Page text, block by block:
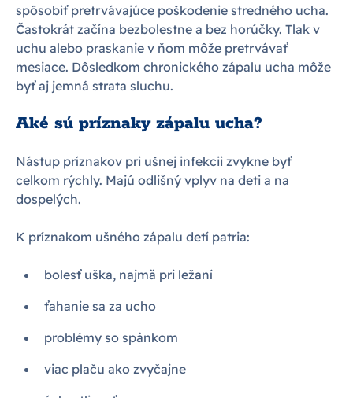
spôsobiť pretrvávajúce poškodenie stredného ucha.
Častokrát začína bezbolestne a bez horúčky. Tlak v
uchu alebo praskanie v ňom môže pretrvávať
mesiace. Dôsledkom chronického zápalu ucha môže
byť aj jemná strata sluchu.
Aké sú príznaky zápalu ucha?
Nástup príznakov pri ušnej infekcii zvykne byť
celkom rýchly. Majú odlišný vplyv na deti a na
dospelých.
K príznakom ušného zápalu detí patria:
bolesť uška, najmä pri ležaní
ťahanie sa za ucho
problémy so spánkom
viac plaču ako zvyčajne